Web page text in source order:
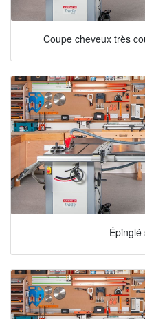
Coupe cheveux très
Épinglé